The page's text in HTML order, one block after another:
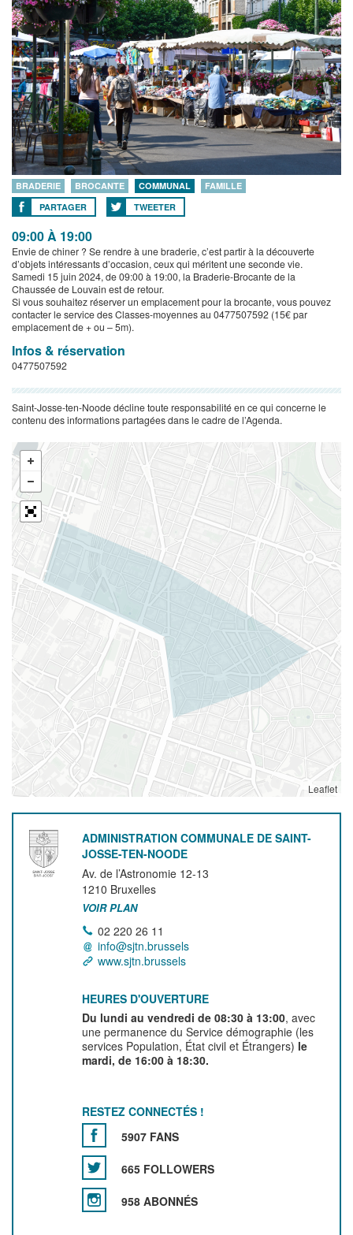
BRADERIE BROCANTE COMMUNAL
FAMILLE
PARTAGER
TWEETER
09:00 À 19:00
Envie de chiner ? Se rendre à une braderie, c’est partir à la découverte
d’objets intéressants d’occasion, ceux qui méritent une seconde vie.
Samedi 15 juin 2024, de 09:00 à 19:00, la Braderie-Brocante de la
Chaussée de Louvain est de retour.
Si vous souhaitez réserver un emplacement pour la brocante, vous pouvez
contacter le service des Classes-moyennes au 0477507592 (15€ par
emplacement de + ou – 5m).
Infos & réservation
0477507592
Saint-Josse-ten-Noode décline toute responsabilité en ce qui concerne le
contenu des informations partagées dans le cadre de l’Agenda.
Leaflet
ADMINISTRATION COMMUNALE DE SAINT-
JOSSE-TEN-NOODE
Av. de l’Astronomie 12-13
1210 Bruxelles
VOIR PLAN
02 220 26 11
info@sjtn.brussels
www.sjtn.brussels
HEURES D'OUVERTURE
Du lundi au vendredi de 08:30 à 13:00, avec
une permanence du Service démographie (les
services Population, État civil et Étrangers) le
mardi, de 16:00 à 18:30.
RESTEZ CONNECTÉS !
5907 FANS
665 FOLLOWERS
958 ABONNÉS